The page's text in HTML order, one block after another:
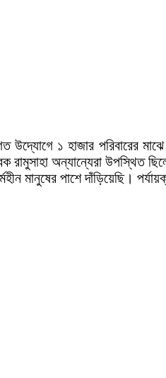
১ হাজার পরিবারের
অন্যান্যেরা উপস্থিত
মানুষের পাশে দাঁড়িয়েছি।